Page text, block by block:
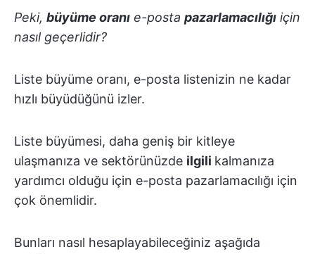
Peki, büyüme oranı e-posta pazarlamacılığı için
nasıl geçerlidir?
Liste büyüme oranı, e-posta listenizin ne kadar
hızlı büyüdüğünü izler.
Liste büyümesi, daha geniş bir kitleye
ulaşmanıza ve sektörünüzde ilgili kalmanıza
yardımcı olduğu için e-posta pazarlamacılığı için
çok önemlidir.
Bunları nasıl hesaplayabileceğiniz aşağıda